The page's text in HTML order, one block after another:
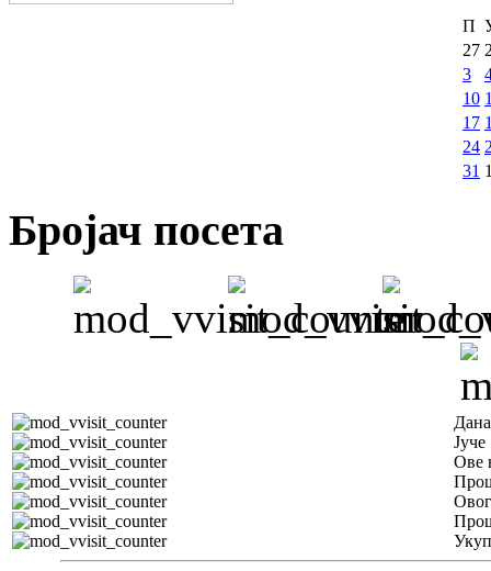
П
27
3
10
17
24
31
Бројач посета
Јуче
Ове